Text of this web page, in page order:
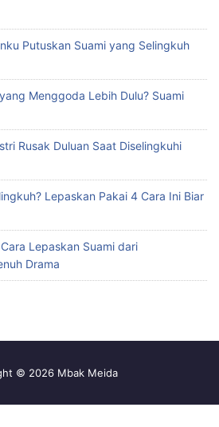
Putuskan Suami yang Selingkuh
Menggoda Lebih Dulu? Suami
Rusak Duluan Saat Diselingkuhi
Lepaskan Pakai 4 Cara Ini Biar
Lepaskan Suami dari
Drama
© 2026 Mbak Meida